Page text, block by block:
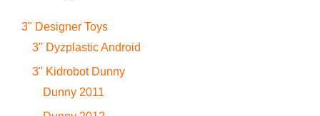
3" Designer Toys
3" Dyzplastic Android
3" Kidrobot Dunny
Dunny 2011